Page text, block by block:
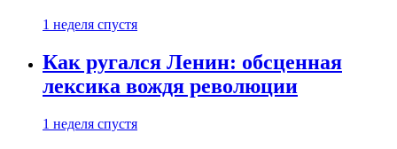
1 неделя спустя
Как ругался Ленин: обсценная
лексика вождя революции
1 неделя спустя